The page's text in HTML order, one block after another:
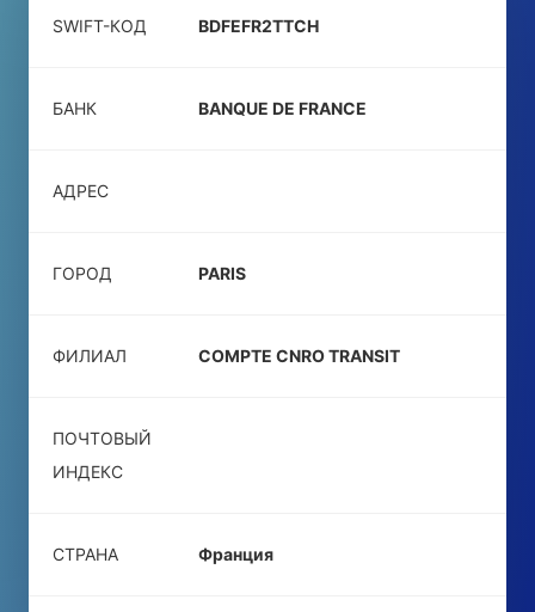
SWIFT-КОД BDFEFR2TTCH
БАНК BANQUE DE FRANCE
АДРЕС
ГОРОД PARIS
ФИЛИАЛ COMPTE CNRO TRANSIT
ПОЧТОВЫЙ
ИНДЕКС
СТРАНА Франция